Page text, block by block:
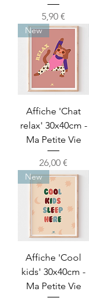
Prix
5,90 €
New
Affiche 'Chat
relax' 30x40cm -
Ma Petite Vie
Prix
26,00 €
New
Affiche 'Cool
kids' 30x40cm -
Ma Petite Vie